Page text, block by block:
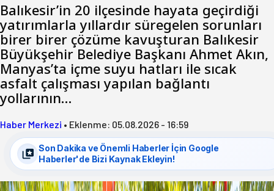
Balıkesir’in 20 ilçesinde hayata geçirdiği
yatırımlarla yıllardır süregelen sorunları
birer birer çözüme kavuşturan Balıkesir
Büyükşehir Belediye Başkanı Ahmet Akın,
Manyas’ta içme suyu hatları ile sıcak
asfalt çalışması yapılan bağlantı
yollarının…
Haber Merkezi • Eklenme: 05.08.2026 - 16:59
Son Dakika ve Önemli Haberler İçin Google
Haberler'de Bizi Kaynak Ekleyin!